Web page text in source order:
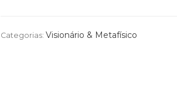
Categorias: Visionário & Metafísico